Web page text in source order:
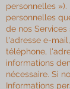
personnelles
personnelles
de nos
l'adresse e-
téléphone,
informations
nécessaire. Si
Informations